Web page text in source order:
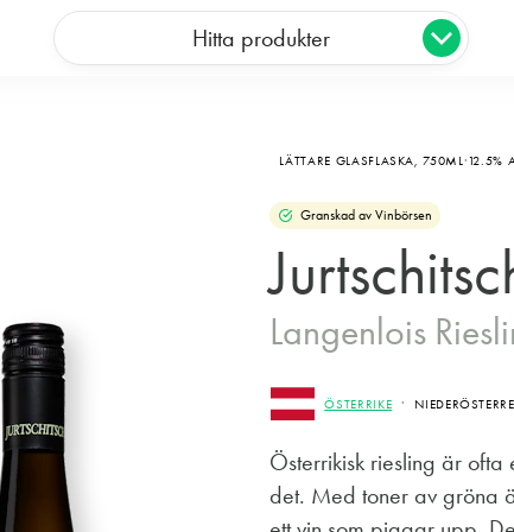
Hitta produkter
LÄTTARE GLASFLASKA,750ML 12.5%
Granskad av Vinbörsen
Langenlois
ÖSTERRIKE
Österrikisk riesling är
det. Med toner av gröna